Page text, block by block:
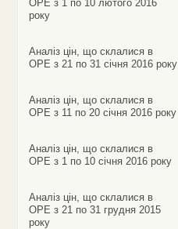
ОРЕ з 1 по 10 лютого 2016
року
Аналіз цін, що склалися в
ОРЕ з 21 по 31 січня 2016 року
Аналіз цін, що склалися в
ОРЕ з 11 по 20 січня 2016 року
Аналіз цін, що склалися в
ОРЕ з 1 по 10 січня 2016 року
Аналіз цін, що склалися в
ОРЕ з 21 по 31 грудня 2015
року